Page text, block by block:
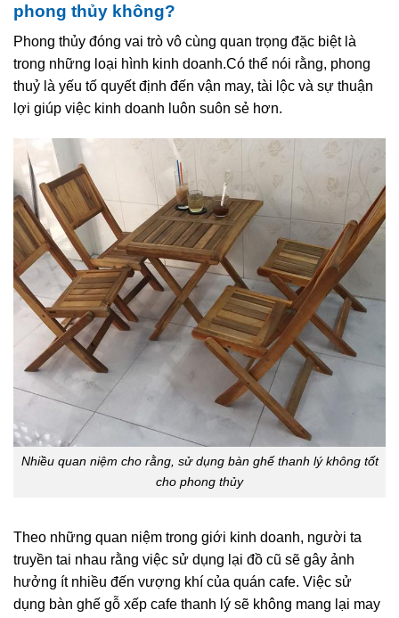
phong thủy không?
Phong thủy đóng vai trò vô cùng quan trọng đặc biệt là
trong những loại hình kinh doanh.Có thể nói rằng, phong
thuỷ là yếu tố quyết định đến vận may, tài lộc và sự thuận
lợi giúp việc kinh doanh luôn suôn sẻ hơn.
Nhiều quan niệm cho rằng, sử dụng bàn ghế thanh lý không tốt
cho phong thủy
Theo những quan niệm trong giới kinh doanh, người ta
truyền tai nhau rằng việc sử dụng lại đồ cũ sẽ gây ảnh
hưởng ít nhiều đến vượng khí của quán cafe. Việc sử
dụng bàn ghế gỗ xếp cafe thanh lý sẽ không mang lại may